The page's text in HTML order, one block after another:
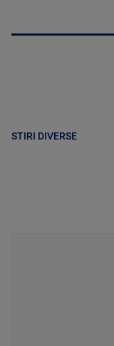
STIRI DIVERSE